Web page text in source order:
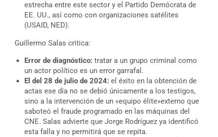
estrecha entre este sector y el Partido Demócrata de
EE. UU., así como con organizaciones satélites
(USAID, NED).
Guillermo Salas critica:
Error de diagnóstico: tratar a un grupo criminal como
un actor político es un error garrafal.
El del 28 de julio de 2024: el éxito en la obtención de
actas ese día no se debió únicamente a los testigos,
sino a la intervención de un «equipo élite»externo que
saboteó el fraude programado en las máquinas del
CNE. Salas advierte que Jorge Rodríguez ya identificó
esta falla y no permitirá que se repita.